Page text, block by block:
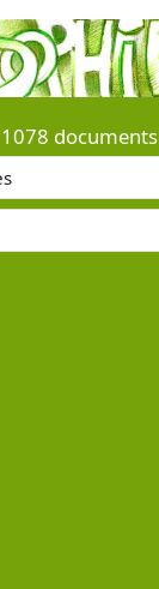
documents